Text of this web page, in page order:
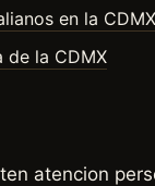
en la CDMX
de la CDMX
atencion